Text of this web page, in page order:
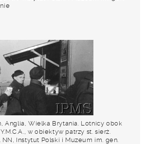
Anglia, Wielka Brytania. Lotnicy obok
w obiektyw patrzy st. sierż.
NN, Instytut Polski i Muzeum im. gen.